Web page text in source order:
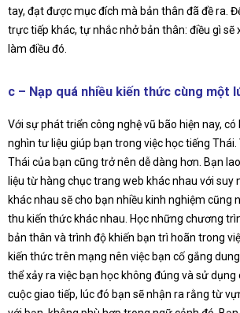
tay, đạt được mục đích mà bản thân đã đề ra.
trực tiếp khác, tự nhắc nhở bản thân: điều gì sẽ
làm điều đó.
c – Nạp quá nhiều kiến thức cùng một
Với sự phát triển công nghệ vũ bão hiện nay,
nghìn tư liệu giúp bạn trong việc học tiếng
Thái của bạn cũng trở nên dễ dàng hơn. Bạn
liệu từ hàng chục trang web khác nhau với suy
khác nhau sẽ cho bạn nhiều kinh nghiệm cũng
thu kiến thức khác nhau. Học những chương
bản thân và trình độ khiến bạn trì hoãn trong
kiến thức trên mạng nên việc bạn cố gắng
thể xảy ra việc bạn học không đúng và sử
cuộc giao tiếp, lúc đó bạn sẽ nhận ra rằng từ